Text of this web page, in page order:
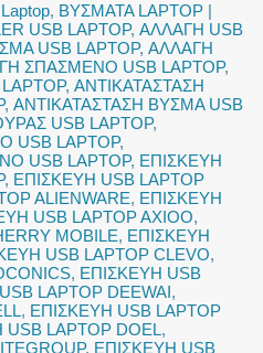
, ΒΥΣΜΑΤΑ LAPTOP |
USB LAPTOP,ΑΛΛΑΓΗ USB
USB LAPTOP,ΑΛΛΑΓΗ
ΣΠΑΣΜΕΝΟ USB LAPTOP,
,ΑΝΤΙΚΑΤΑΣΤΑΣΗ
,ΑΝΤΙΚΑΤΑΣΤΑΣΗ ΒΥΣΜΑ USB
USB LAPTOP,
USB LAPTOP,
USB LAPTOP, ΕΠΙΣΚΕΥΗ
, ΕΠΙΣΚΕΥΗ USB LAPTOP
ALIENWARE, ΕΠΙΣΚΕΥΗ
USB LAPTOP AXIOO,
MOBILE, ΕΠΙΣΚΕΥΗ
USB LAPTOP CLEVO,
, ΕΠΙΣΚΕΥΗ USB
LAPTOP DEEWAI,
, ΕΠΙΣΚΕΥΗ USB LAPTOP
LAPTOP DOEL,
, ΕΠΙΣΚΕΥΗ USB